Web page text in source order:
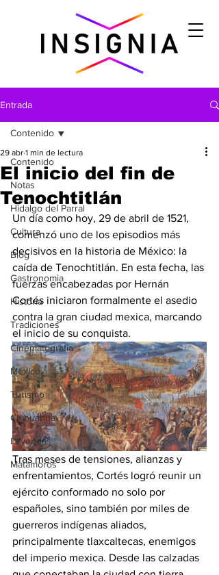
Entrada
Contenido
Notas
Hidalgo del Parral
Cultura
Blog
Gastronomìa
Historia
Tradiciones
Cinematografía
México
Turismo
Chihuahua
Leyendas
Matamoros
Contenido
El inicio del fin de
Tenochtitlán
29 abr 1 min de lectura
Un día como hoy, 29 de abril de 1521,
comenzó uno de los episodios más
decisivos en la historia de México: la
caída de Tenochtitlán. En esta fecha, las
fuerzas encabezadas por Hernán
Cortés iniciaron formalmente el asedio
contra la gran ciudad mexica, marcando
el inicio de su conquista.
Tras meses de tensiones, alianzas y
enfrentamientos, Cortés logró reunir un
ejército conformado no solo por
españoles, sino también por miles de
guerreros indígenas aliados,
principalmente tlaxcaltecas, enemigos
del imperio mexica. Desde las calzadas